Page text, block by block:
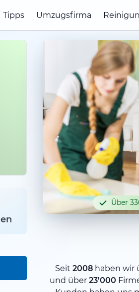
Tipps Umzugsfirma
Über
Seit 2008haben wir
und über 23'000